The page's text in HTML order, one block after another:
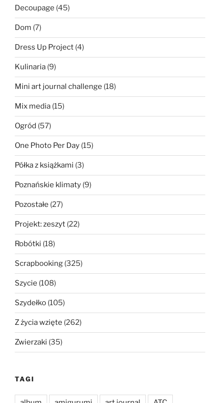
Decoupage (45)
Dom (7)
Dress Up Project (4)
Kulinaria (9)
Mini art journal challenge (18)
Mix media (15)
Ogród (57)
One Photo Per Day (15)
Półka z książkami (3)
Poznańskie klimaty (9)
Pozostałe (27)
Projekt: zeszyt (22)
Robótki (18)
Scrapbooking (325)
Szycie (108)
Szydełko (105)
Z życia wzięte (262)
Zwierzaki (35)
TAGI